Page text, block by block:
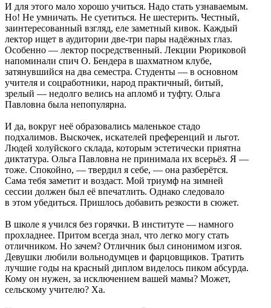
И для этого мало хорошо учиться. Надо стать узнаваемым.
Но! Не умничать. Не суетиться. Не шестерить. Честный,
заинтересованный взгляд, еле заметный кивок. Каждый
лектор ищет в аудитории две-три пары надёжных глаз.
Особенно — лектор посредственный. Лекции Рюриковой
напоминали спич О. Бендера в шахматном клубе,
затянувшийся на два семестра. Студенты — в основном
учителя и соцработники, народ практичный, битый,
зрелый — недолго велись на апломб и туфту. Ольга
Павловна была непопулярна.
И да, вокруг неё образовались маленькое стадо
подхалимов. Выскочек, искателей преференций и льгот.
Людей холуйского склада, которым эстетически приятна
диктатура. Ольга Павловна не принимала их всерьёз. Я —
тоже. Спокойно, — твердил я себе, — она разберётся.
Сама тебя заметит и воздаст. Мой триумф на зимней
сессии должен был её впечатлить. Однако следовало
в этом убедиться. Пришлось добавить резкости в сюжет.
В школе я учился без горячки. В институте — намного
прохладнее. Притом всегда знал, что легко могу стать
отличником. Но зачем? Отличник был синонимом изгоя.
Девушки любили вольнодумцев и фарцовщиков. Тратить
лучшие годы на красный диплом виделось пиком абсурда.
Кому он нужен, за исключением вашей мамы? Может,
сельскому учителю? Ха.